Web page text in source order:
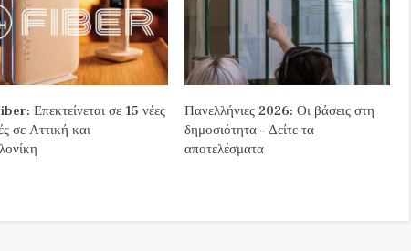
Επεκτείνεται σε 15 νέες
σε Αττική και
Πανελλήνιες 2026: Οι βάσεις στη
δημοσιότητα – Δείτε τα
αποτελέσματα